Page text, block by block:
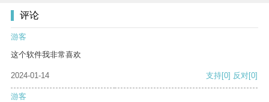
评论
游客
这个软件我非常喜欢
2024-01-14 支持[0] 反对[0]
游客